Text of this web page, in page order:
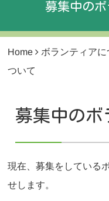
募集中の
Home ボランティアに
ついて
募集中のボ
現在、募集をしている
せします。